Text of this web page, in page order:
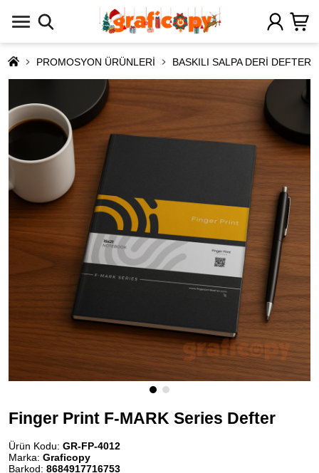
PROMOSYON ÜRÜNLERİ BASKILI SALPA DERİ DEFTER
Finger Print F-MARK Series Defter
Ürün Kodu: GR-FP-4012
Marka: Graficopy
Barkod: 8684917716753